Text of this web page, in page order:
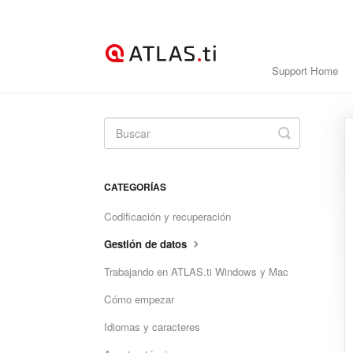
Support Home
Toggle
Search
CATEGORÍAS
Codificación y recuperación
Gestión de datos
Trabajando en ATLAS.ti Windows y Mac
Cómo empezar
Idiomas y caracteres